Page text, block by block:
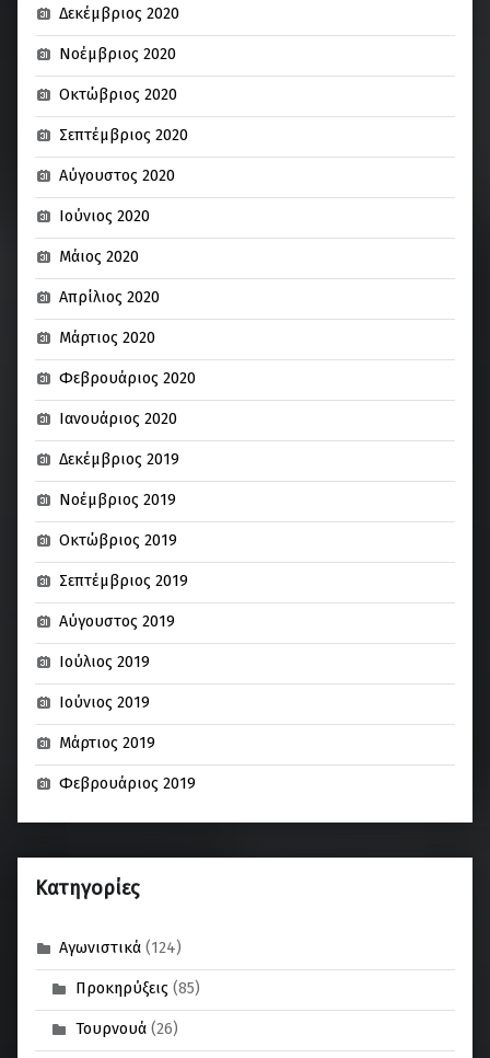
Δεκέμβριος 2020
Νοέμβριος 2020
Οκτώβριος 2020
Σεπτέμβριος 2020
Αύγουστος 2020
Ιούνιος 2020
Μάιος 2020
Απρίλιος 2020
Μάρτιος 2020
Φεβρουάριος 2020
Ιανουάριος 2020
Δεκέμβριος 2019
Νοέμβριος 2019
Οκτώβριος 2019
Σεπτέμβριος 2019
Αύγουστος 2019
Ιούλιος 2019
Ιούνιος 2019
Μάρτιος 2019
Φεβρουάριος 2019
Kατηγορίες
Αγωνιστικά (124)
Προκηρύξεις(85)
Τουρνουά(26)